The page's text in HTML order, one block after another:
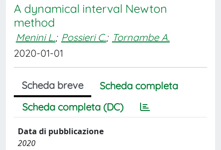
A dynamical interval Newton
method
Menini L.; Possieri C.; Tornambe A.
2020-01-01
Scheda breve
Scheda completa
Scheda completa (DC)
Data di pubblicazione
2020